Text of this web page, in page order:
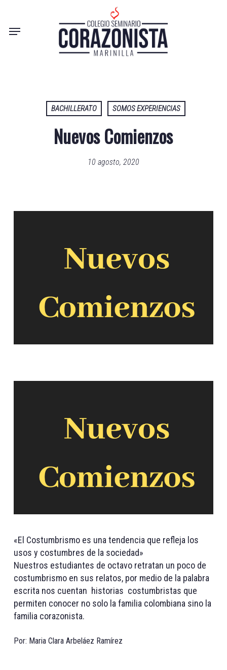
mainMenu
BACHILLERATO SOMOS EXPERIENCIAS
Nuevos Comienzos
10 agosto, 2020
«El Costumbrismo es una tendencia que refleja los
usos y costumbres de la sociedad»
Nuestros estudiantes de octavo retratan un poco de
costumbrismo en sus relatos, por medio de la palabra
escrita nos cuentan historias costumbristas que
permiten conocer no solo la familia colombiana sino la
familia corazonista.
Por: Maria Clara Arbeláez Ramírez